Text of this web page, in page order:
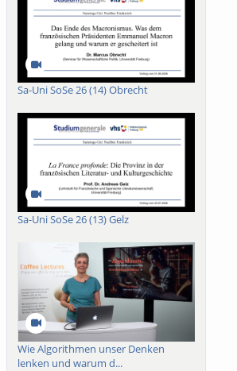
Sa-Uni SoSe 26 (14) Obrecht
Sa-Uni SoSe 26 (13) Gelz
Wie Algorithmen unser Denken
lenken und warum d...